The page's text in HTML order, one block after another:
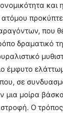
και
που
δραματικό
έμφυτο
που, σε
μια μοίρα
Ο